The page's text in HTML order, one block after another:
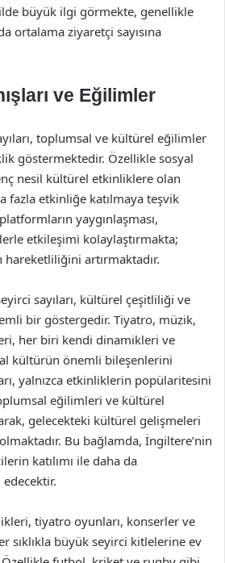
büyük ilgi görmekte, genellikle
ortalama ziyaretçi sayısına
ve Eğilimler
toplumsal ve kültürel eğilimler
göstermektedir. Özellikle sosyal
nesil kültürel etkinliklere olan
fazla etkinliğe katılmaya teşvik
yaygınlaşması,
etkileşimi kolaylaştırmakta;
hareketliliğini artırmaktadır.
sayıları, kültürel çeşitliliği ve
bir göstergedir. Tiyatro, müzik,
her biri kendi dinamikleri ve
kültürün önemli bileşenlerini
yalnızca etkinliklerin popülaritesini
eğilimleri ve kültürel
gelecekteki kültürel gelişmeleri
Bu bağlamda, İngiltere’nin
katılımı ile daha da
tiyatro oyunları, konserler ve
sıklıkla büyük seyirci kitlelerine ev